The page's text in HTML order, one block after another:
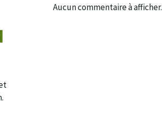
Aucun commentaire à afficher.